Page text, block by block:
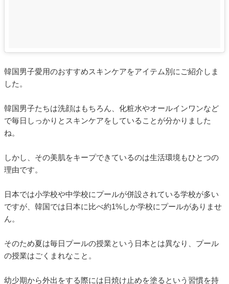
韓国男子愛用のおすすめスキンケアをアイテム別にご紹介しま
した。
韓国男子たちは洗顔はもちろん、化粧水やオールインワンなど
で毎日しっかりとスキンケアをしていることが分かりました
ね。
しかし、その美肌をキープできているのは生活環境もひとつの
理由です。
日本では小学校や中学校にプールが併設されている学校が多い
ですが、韓国では日本に比べ約1%しか学校にプールがありませ
ん。
そのため夏は毎日プールの授業という日本とは異なり、プール
の授業はごくまれなこと。
幼少期から外出をする際には日焼け止めを塗るという習慣を持